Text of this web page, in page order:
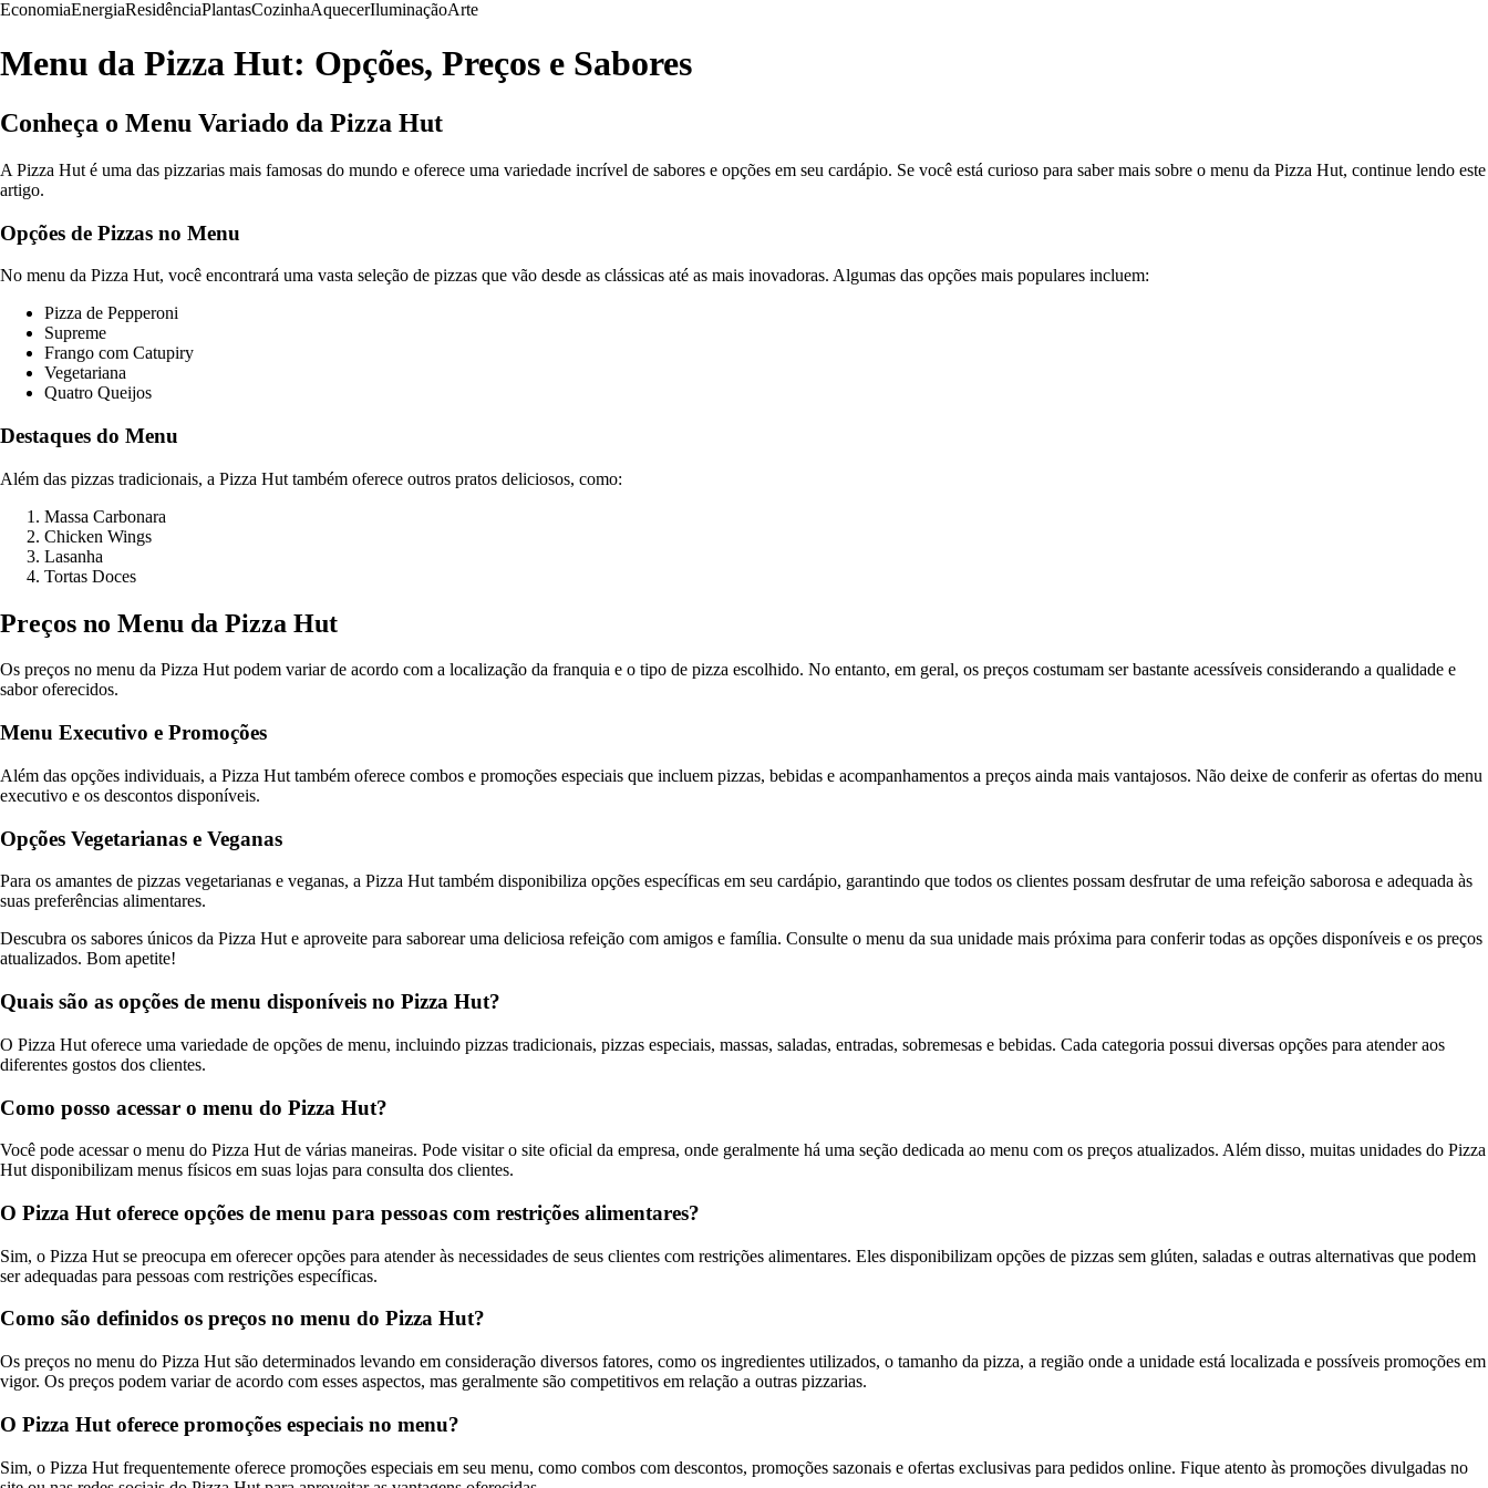
EconomiaEnergiaResidênciaPlantasCozinhaAquecerIluminaçãoArte
Menu da Pizza Hut: Opções, Preços e Sabores
Conheça o Menu Variado da Pizza Hut
A Pizza Hut é uma das pizzarias mais famosas do mundo e oferece uma variedade incrível de sabores e opções em seu cardápio. Se você está curioso para saber mais sobre o menu da Pizza Hut, continue lendo este
artigo.
Opções de Pizzas no Menu
No menu da Pizza Hut, você encontrará uma vasta seleção de pizzas que vão desde as clássicas até as mais inovadoras. Algumas das opções mais populares incluem:
Pizza de Pepperoni
Supreme
Frango com Catupiry
Vegetariana
Quatro Queijos
Destaques do Menu
Além das pizzas tradicionais, a Pizza Hut também oferece outros pratos deliciosos, como:
Massa Carbonara
Chicken Wings
Lasanha
Tortas Doces
Preços no Menu da Pizza Hut
Os preços no menu da Pizza Hut podem variar de acordo com a localização da franquia e o tipo de pizza escolhido. No entanto, em geral, os preços costumam ser bastante acessíveis considerando a qualidade e
sabor oferecidos.
Menu Executivo e Promoções
Além das opções individuais, a Pizza Hut também oferece combos e promoções especiais que incluem pizzas, bebidas e acompanhamentos a preços ainda mais vantajosos. Não deixe de conferir as ofertas do menu
executivo e os descontos disponíveis.
Opções Vegetarianas e Veganas
Para os amantes de pizzas vegetarianas e veganas, a Pizza Hut também disponibiliza opções específicas em seu cardápio, garantindo que todos os clientes possam desfrutar de uma refeição saborosa e adequada às
suas preferências alimentares.
Descubra os sabores únicos da Pizza Hut e aproveite para saborear uma deliciosa refeição com amigos e família. Consulte o menu da sua unidade mais próxima para conferir todas as opções disponíveis e os preços
atualizados. Bom apetite!
Quais são as opções de menu disponíveis no Pizza Hut?
O Pizza Hut oferece uma variedade de opções de menu, incluindo pizzas tradicionais, pizzas especiais, massas, saladas, entradas, sobremesas e bebidas. Cada categoria possui diversas opções para atender aos
diferentes gostos dos clientes.
Como posso acessar o menu do Pizza Hut?
Você pode acessar o menu do Pizza Hut de várias maneiras. Pode visitar o site oficial da empresa, onde geralmente há uma seção dedicada ao menu com os preços atualizados. Além disso, muitas unidades do Pizza
Hut disponibilizam menus físicos em suas lojas para consulta dos clientes.
O Pizza Hut oferece opções de menu para pessoas com restrições alimentares?
Sim, o Pizza Hut se preocupa em oferecer opções para atender às necessidades de seus clientes com restrições alimentares. Eles disponibilizam opções de pizzas sem glúten, saladas e outras alternativas que podem
ser adequadas para pessoas com restrições específicas.
Como são definidos os preços no menu do Pizza Hut?
Os preços no menu do Pizza Hut são determinados levando em consideração diversos fatores, como os ingredientes utilizados, o tamanho da pizza, a região onde a unidade está localizada e possíveis promoções em
vigor. Os preços podem variar de acordo com esses aspectos, mas geralmente são competitivos em relação a outras pizzarias.
O Pizza Hut oferece promoções especiais no menu?
Sim, o Pizza Hut frequentemente oferece promoções especiais em seu menu, como combos com descontos, promoções sazonais e ofertas exclusivas para pedidos online. Fique atento às promoções divulgadas no